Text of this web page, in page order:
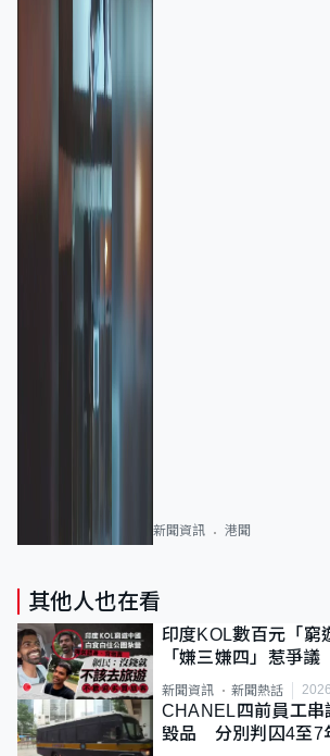
新聞資訊 港聞
其他人也在看
印度KOL數百元「
「嫌三嫌四」惹爭
質旅客
新聞資訊 新聞熱話
CHANEL四前員工串
毀品 分別判囚4至7